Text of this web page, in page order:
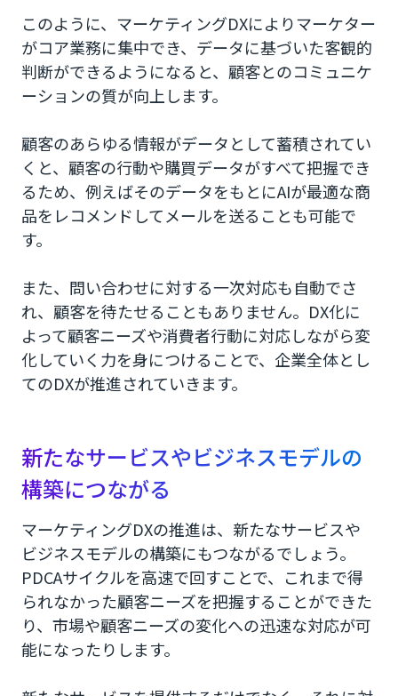
このように、マーケティングDXによりマーケター
がコア業務に集中でき、データに基づいた客観的
判断ができるようになると、顧客とのコミュニケ
ーションの質が向上します。
顧客のあらゆる情報がデータとして蓄積されてい
くと、顧客の行動や購買データがすべて把握でき
るため、例えばそのデータをもとにAIが最適な商
品をレコメンドしてメールを送ることも可能で
す。
また、問い合わせに対する一次対応も自動でさ
れ、顧客を待たせることもありません。DX化に
よって顧客ニーズや消費者行動に対応しながら変
化していく力を身につけることで、企業全体とし
てのDXが推進されていきます。
新たなサービスやビジネスモデルの
構築につながる
マーケティングDXの推進は、新たなサービスや
ビジネスモデルの構築にもつながるでしょう。
PDCAサイクルを高速で回すことで、これまで得
られなかった顧客ニーズを把握することができた
り、市場や顧客ニーズの変化への迅速な対応が可
能になったりします。